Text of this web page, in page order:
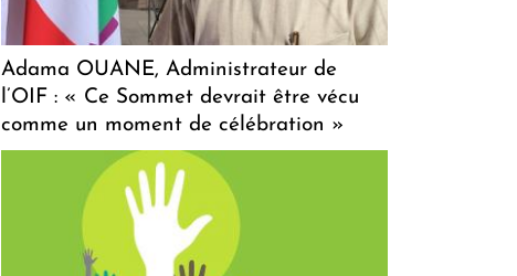
Adama OUANE, Administrateur de
l’OIF : « Ce Sommet devrait être vécu
comme un moment de célébration »